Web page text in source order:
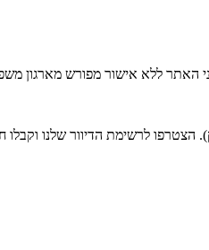
האתר ללא אישור מפורש מארגון
לרשימת הדיוור שלנו וקבלו